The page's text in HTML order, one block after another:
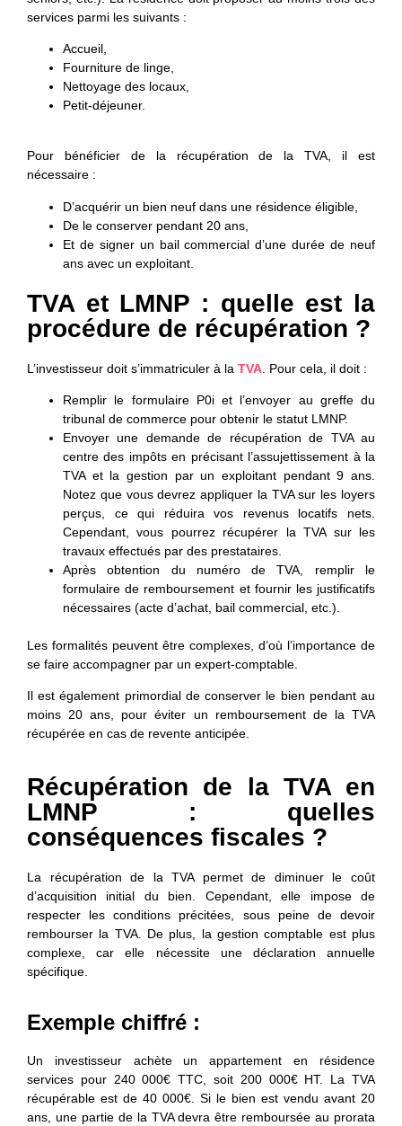
services parmi les suivants :
Accueil,
Fourniture de linge,
Nettoyage des locaux,
Petit-déjeuner.
Pour bénéficier de la récupération de la TVA, il est
nécessaire :
D’acquérir un bien neuf dans une résidence éligible,
De le conserver pendant 20 ans,
Et de signer un bail commercial d’une durée de neuf
ans avec un exploitant.
TVA et LMNP : quelle est la
procédure de récupération ?
L’investisseur doit s’immatriculer à la TVA . Pour cela, il doit :
Remplir le formulaire P0i et l’envoyer au greffe du
tribunal de commerce pour obtenir le statut LMNP.
Envoyer une demande de récupération de TVA au
centre des impôts en précisant l’assujettissement à la
TVA et la gestion par un exploitant pendant 9 ans.
Notez que vous devrez appliquer la TVA sur les loyers
perçus, ce qui réduira vos revenus locatifs nets.
Cependant, vous pourrez récupérer la TVA sur les
travaux effectués par des prestataires.
Après obtention du numéro de TVA, remplir le
formulaire de remboursement et fournir les justificatifs
nécessaires (acte d’achat, bail commercial, etc.).
Les formalités peuvent être complexes, d’où l’importance de
se faire accompagner par un expert-comptable.
Il est également primordial deconserver le bien pendant au
moins20 ans, pour éviter un remboursement de la TVA
récupérée en cas de revente anticipée.
Récupération de la TVA en
LMNP : quelles
conséquences fiscales ?
La récupération de la TVA permet de diminuer le coût
d’acquisition initial du bien. Cependant, elle impose de
respecter les conditions précitées, sous peine de devoir
rembourser la TVA. De plus, la gestion comptable est plus
complexe, car elle nécessite une déclaration annuelle
spécifique.
Exemple chiffré :
Un investisseur achète un appartement en résidence
services pour 240 000€ TTC, soit 200 000€ HT. La TVA
récupérable est de 40 000€. Si le bien est vendu avant 20
ans, une partie de la TVA devra être remboursée au prorata